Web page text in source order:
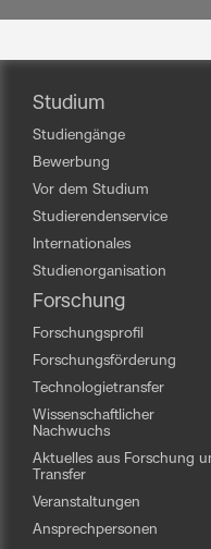
Studium
Studiengänge
Bewerbung
Vor dem Studium
Studierendenservice
Internationales
Studienorganisation
Forschung
Forschungsprofil
Forschungsförderung
Technologietransfer
Wissenschaftlicher
Nachwuchs
Aktuelles aus Forschung
Transfer
Veranstaltungen
Ansprechpersonen